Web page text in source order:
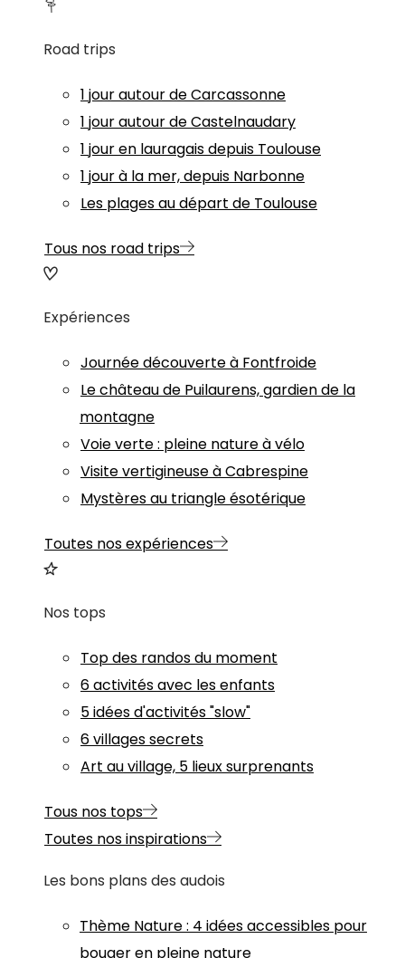
Road trips
1 jour autour de Carcassonne
1 jour autour de Castelnaudary
1 jour en lauragais depuis Toulouse
1 jour à la mer, depuis Narbonne
Les plages au départ de Toulouse
Tous nos road trips
Expériences
Journée découverte à Fontfroide
Le château de Puilaurens, gardien de la
montagne
Voie verte : pleine nature à vélo
Visite vertigineuse à Cabrespine
Mystères au triangle ésotérique
Toutes nos expériences
Nos tops
Top des randos du moment
6 activités avec les enfants
5 idées d'activités "slow"
6 villages secrets
Art au village, 5 lieux surprenants
Tous nos tops
Toutes nos inspirations
Les bons plans des audois
Thème Nature: 4 idées accessibles pour
bouger en pleine nature